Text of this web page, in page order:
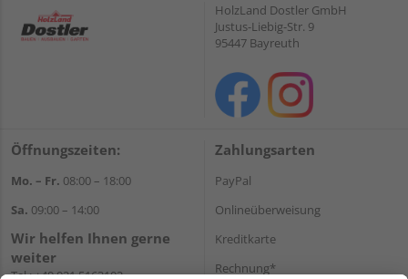
HolzLand Dostler GmbH
Justus-Liebig-Str. 9
95447 Bayreuth
Öffnungszeiten:
Mo. – Fr. 08:00 – 18:00
Sa. 09:00 – 14:00
Wir helfen Ihnen gerne
weiter
Tel.:+49 921 5163102
Zahlungsarten
PayPal
Onlineüberweisung
Kreditkarte
Rechnung*